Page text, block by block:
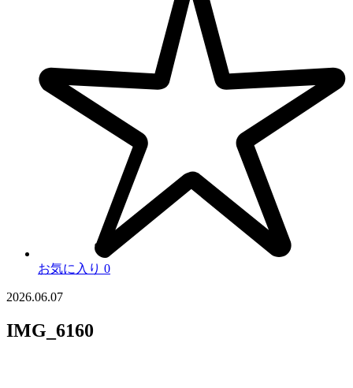
お気に入り 0
2026.06.07
IMG_6160